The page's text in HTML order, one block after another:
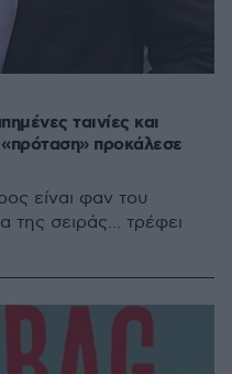
ταινίες και
προκάλεσε
είναι φαν του
της σειράς... τρέφει